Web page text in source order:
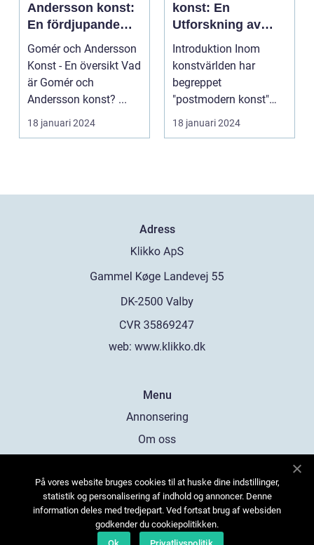
Andersson konst:
En fördjupande
översikt
Gomér och Andersson
Konst - En översikt Vad
är Gomér och
Andersson konst? ...
18 januari 2024
konst: En
Utforskning av
Dess Mångfald
och Komplexitet
Introduktion Inom
konstvärlden har
begreppet
"postmodern konst"
fått stor
uppmärksamhet under
18 januari 2024
Adress
web: www.klikko.dk
Menu
Annonsering
Om oss
Kontakta oss
Sitemap
På vores website bruges cookies til at huske dine indstillinger,
statistik og personalisering af indhold og annoncer. Denne
information deles med tredjepart. Ved fortsat brug af websiden
godkender du cookiepolitikken.